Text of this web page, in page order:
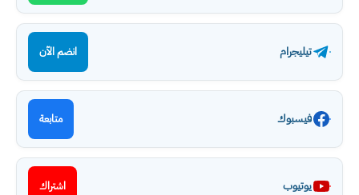
تيليجرام انضم الآن
فيسبوك متابعة
يوتيوب اشتراك